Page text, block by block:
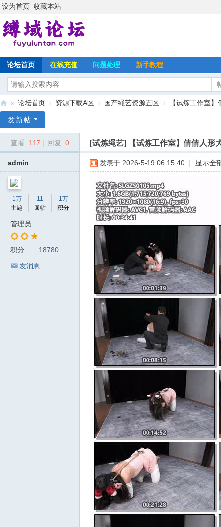
设为首页 收藏本站
论坛首页 在线充值 问题处理 新手教程
域
» 论坛首页 › 资源下载A区 › 国产绳艺资源五区 › 【试炼工作室
发新帖
查看: 117 回复: 0 [试炼绳艺] 【试炼工作室】倩倩人
admin
1万
主题
11
回帖
1万
积分
管理员
积分 18780
发消息
发表于 2026-5-19 06:15:40 显示全